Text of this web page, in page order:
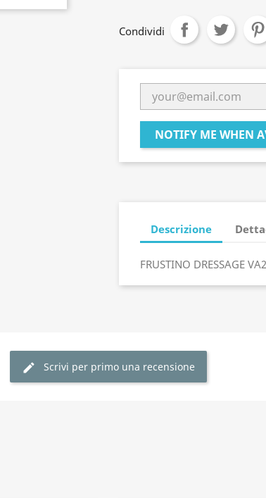
Condividi
NOTIFY ME WHEN
Descrizione
FRUSTINO DRESSAGE
Scrivi per primo una recensione